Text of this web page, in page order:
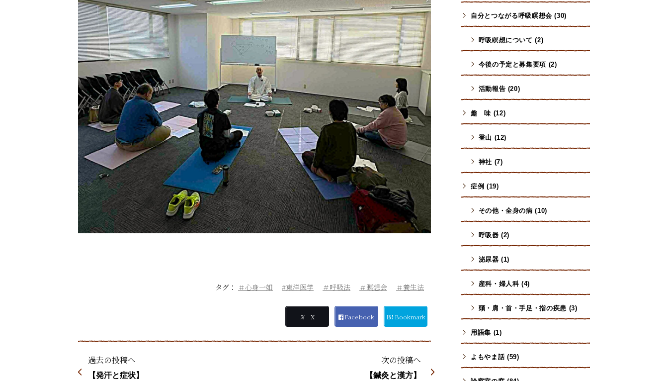
タグ： ＃心身一如 #東洋医学 ＃呼吸法 ＃瞑想会 ＃養生法
𝕏 X Facebook Ｂ! Bookmark
過去の投稿へ
【発汗と症状】
次の投稿へ
【鍼灸と漢方】
自分とつながる呼吸瞑想会 (30)
呼吸瞑想について (2)
今後の予定と募集要項 (2)
活動報告 (20)
趣 味 (12)
登山 (12)
神社 (7)
症例 (19)
その他・全身の病 (10)
呼吸器 (2)
泌尿器 (1)
産科・婦人科 (4)
頭・肩・首・手足・指の疾患 (3)
用語集 (1)
よもやま話 (59)